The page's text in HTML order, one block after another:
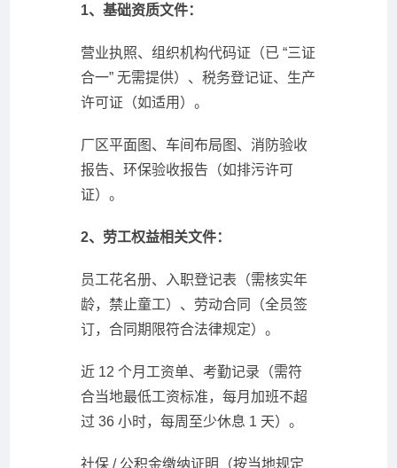
1、基础资质文件：
营业执照、组织机构代码证（已 “三证
合一” 无需提供）、税务登记证、生产
许可证（如适用）。
厂区平面图、车间布局图、消防验收
报告、环保验收报告（如排污许可
证）。
2、劳工权益相关文件：
员工花名册、入职登记表（需核实年
龄，禁止童工）、劳动合同（全员签
订，合同期限符合法律规定）。
近 12 个月工资单、考勤记录（需符
合当地最低工资标准，每月加班不超
过 36 小时，每周至少休息 1 天）。
社保 / 公积金缴纳证明（按当地规定